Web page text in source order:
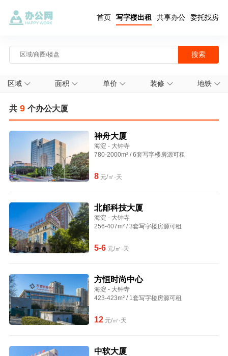
首页 写字楼出租 共享办公 委托找房
区域 面积 单价 装修 地铁
共 9 个办公大厦
神舟大厦
海淀 - 大钟寺
780-2000m² / 6套写字楼房源可租
8元/㎡·天
北邮科技大厦
海淀 - 大钟寺
256-407m² / 3套写字楼房源可租
5-6元/㎡·天
方恒时尚中心
海淀 - 大钟寺
423-423m² / 1套写字楼房源可租
12元/㎡·天
中软大厦